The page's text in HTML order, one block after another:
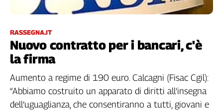
Internazionale
Categorie
Filcams
Filctem
Fillea
Filt
RASSEGNA.IT
Nuovo contratto per i bancari, c'è
la firma
Aumento a regime di 190 euro. Calcagni (Fisac Cgil):
“Abbiamo costruito un apparato di diritti all’insegna
dell’uguaglianza, che consentiranno a tutti, giovani e